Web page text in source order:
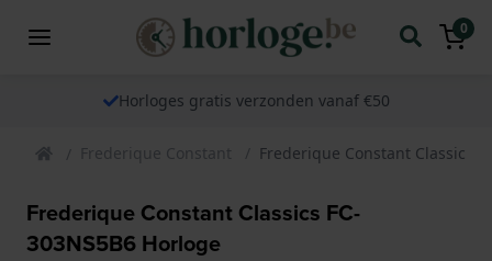
0
Horloges gratis verzonden vanaf €50
Frederique Constant Frederique Constant Classics
Frederique Constant Classics FC-
303NS5B6 Horloge